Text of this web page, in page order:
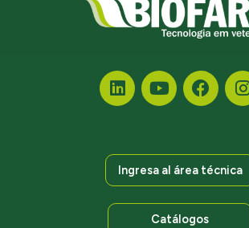
Ingresa al área técnica
Catálogos